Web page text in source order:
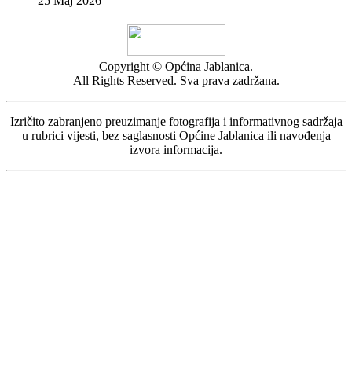
Copyright © Općina Jablanica.
All Rights Reserved. Sva prava zadržana.
Izričito zabranjeno preuzimanje fotografija i informativnog sadržaja
u rubrici vijesti, bez saglasnosti Općine Jablanica ili navođenja
izvora informacija.